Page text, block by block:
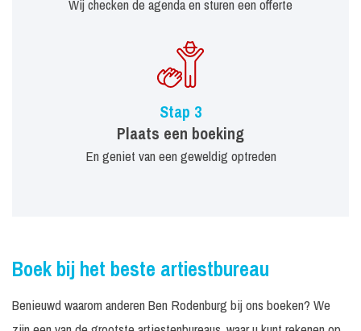
Wij checken de agenda en sturen een offerte
Stap 3
Plaats een boeking
En geniet van een geweldig optreden
Boek bij het beste artiestbureau
Benieuwd waarom anderen Ben Rodenburg bij ons boeken? We